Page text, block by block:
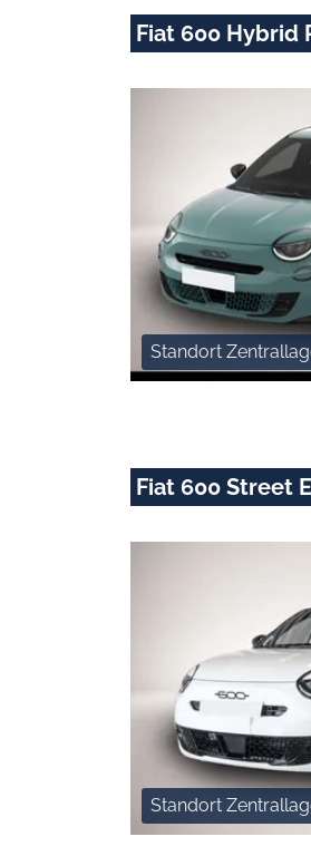
Fiat 600 Hybrid
Standort
Fiat 600 Street
Standort